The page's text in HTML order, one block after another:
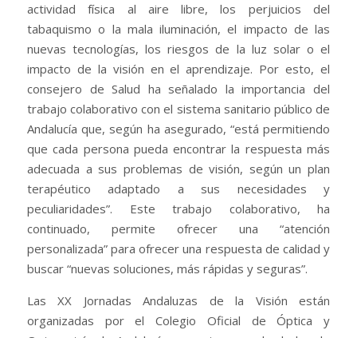
actividad física al aire libre, los perjuicios del
tabaquismo o la mala iluminación, el impacto de las
nuevas tecnologías, los riesgos de la luz solar o el
impacto de la visión en el aprendizaje. Por esto, el
consejero de Salud ha señalado la importancia del
trabajo colaborativo con el sistema sanitario público de
Andalucía que, según ha asegurado, “está permitiendo
que cada persona pueda encontrar la respuesta más
adecuada a sus problemas de visión, según un plan
terapéutico adaptado a sus necesidades y
peculiaridades”. Este trabajo colaborativo, ha
continuado, permite ofrecer una “atención
personalizada” para ofrecer una respuesta de calidad y
buscar “nuevas soluciones, más rápidas y seguras”.
Las XX Jornadas Andaluzas de la Visión están
organizadas por el Colegio Oficial de Óptica y